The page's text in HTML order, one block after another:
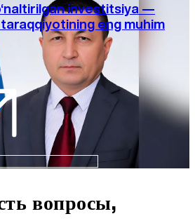
investitsiya —
eng muhim
вопросы,